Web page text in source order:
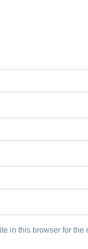
in this browser for the